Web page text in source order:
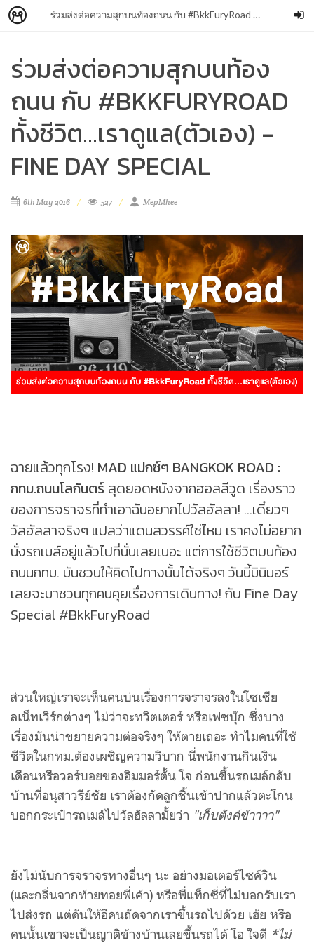
ร่วมส่งต่อความสุกบนท้องถนน กับ #BkkFuryRoad ทั้งชีวิต...เราดูแล(ตัวเอง) - Fine Day Special
ร่วมส่งต่อความสุกบนท้อง
ถนน กับ #BKKFURYROAD
ทั้งชีวิต...เราดูแล(ตัวเอง) -
FINE DAY SPECIAL
6th May 2016 527 MepMhee
ฉายแล้วทุกโรง! MAD แม่กซ์ๆ BANGKOK ROAD :
กทม.ถนนโลกันตร์ สุดยอดหนังจากฮอลลีวูด เรื่องราว
ของการจราจรที่ทำเอาฉันอยากไปวัลฮัลลา! ...เดี๋ยวๆ
วัลฮัลลาจริงๆ แปลว่าแดนสวรรค์ใช่ไหม เราคงไม่อยาก
นั่งรถเมล์อยู่แล้วไปที่นั่นเลยเนอะ แต่การใช้ชีวิตบนท้อง
ถนนกทม. มันชวนให้คิดไปทางนั้นได้จริงๆ วันนี้มินิมอร์
เลยจะมาชวนทุกคนคุยเรื่องการเดินทาง! กับ Fine Day
Special #BkkFuryRoad
ส่วนใหญ่เราจะเห็นคนบ่นเรื่องการจราจรลงในโซเชีย
ลเน็ทเวิร์กต่างๆ ไม่ว่าจะทวิตเตอร์ หรือเฟซบุ๊ก ซึ่งบาง
เรื่องมันน่าขยายความต่อจริงๆ ให้ตายเถอะ ทำไมคนที่ใช้
ชีวิตในกทม.ต้องเผชิญความวิบาก นี่พนักงานกินเงิน
เดือนหรือวอร์บอยของอิมมอร์ตั้น โจ ก่อนขึ้นรถเมล์กลับ
บ้านที่อนุสาวรีย์ชัย เราต้องกัดลูกชิ้นเข้าปากแล้วตะโกน
บอกกระเป๋ารถเมล์ไปวัลฮัลลามั้ยว่า "เก็บตังค์ข้าาาา"
ยังไม่นับการจราจรทางอื่นๆ นะ อย่างมอเตอร์ไซค์วิน
(และกลิ่นจากท้ายทอยพี่เค้า) หรือพี่แท็กซี่ที่ไม่บอกรับเรา
ไปส่งรถ แต่ดันให้อีคนถัดจากเราขึ้นรถไปด้วย เฮ้ย หรือ
คนนั้นเขาจะเป็นญาติข้างบ้านเลยขึ้นรถได้ โอ ใจดี *ไม่